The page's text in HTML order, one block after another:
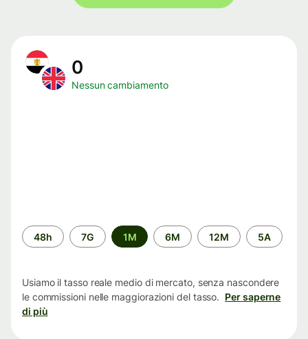
0
Nessun cambiamento
Periodo
di
48h 7G 1M 6M 12M 5A
Usiamo il tasso reale medio di mercato, senza nascondere
le commissioni nelle maggiorazioni del tasso. Per saperne
di più